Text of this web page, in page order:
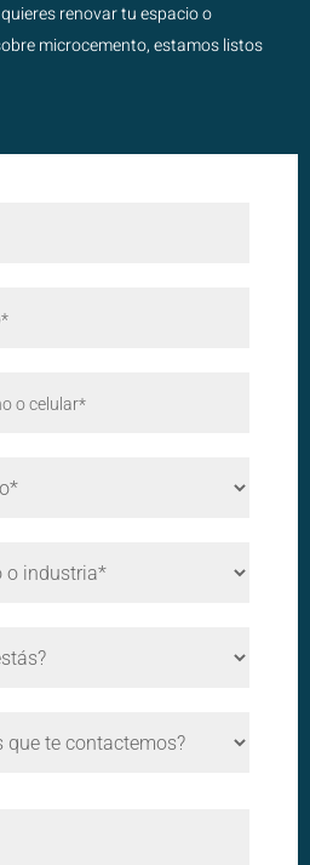
renovar tu espacio o
microcemento, estamos listos